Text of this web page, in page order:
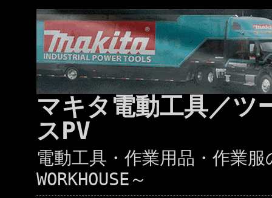
マキタ電動工具／
スPV
電動工具・作業用品・作
WORKHOUSE～